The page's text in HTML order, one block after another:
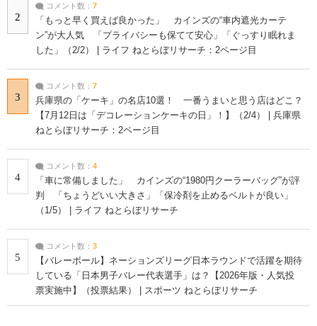
2
コメント数： 7
「もっと早く買えば良かった」 カインズの“車内遮光カーテ
ン”が大人気 「プライバシーも保てて安心」「ぐっすり眠れま
した」（2/2） | ライフ ねとらぼリサーチ：2ページ目
3
コメント数： 7
兵庫県の「ケーキ」の名店10選！ 一番うまいと思う店はどこ？
【7月12日は「デコレーションケーキの日」！】（2/4） | 兵庫県
ねとらぼリサーチ：2ページ目
4
コメント数： 4
「車に常備しました」 カインズの“1980円クーラーバッグ”が評
判 「ちょうどいい大きさ」「保冷剤を止めるベルトが良い」
（1/5） | ライフ ねとらぼリサーチ
5
コメント数： 3
【バレーボール】ネーションズリーグ日本ラウンドで活躍を期待
している「日本男子バレー代表選手」は？【2026年版・人気投
票実施中】（投票結果） | スポーツ ねとらぼリサーチ